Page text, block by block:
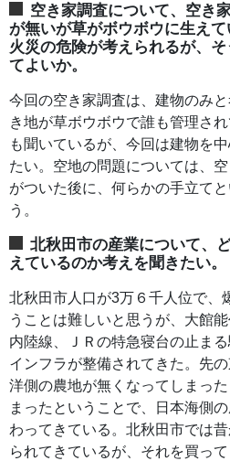
空き家調査について、空き
が無いが草がボウボウに生え
火災の危険が考えられるが、
てよいか。
今回の空き家調査は、建物のみ
き地が草ボウボウで誰も管理さ
も聞いているが、今回は建物を
たい。空地の問題については、
がついた後に、何らかの手立て
う。
北秋田市の産業について、
えているのか考えを聞きたい。
北秋田市人口が3万６千人位で、
うことは難しいと思うが、大館
内陸線、ＪＲの特急寝台の止ま
インフラが整備されてきた。先
洋側の農地が無くなってしまっ
まったということで、日本海側
わってきている。北秋田市では
られてきているが、それを買っ